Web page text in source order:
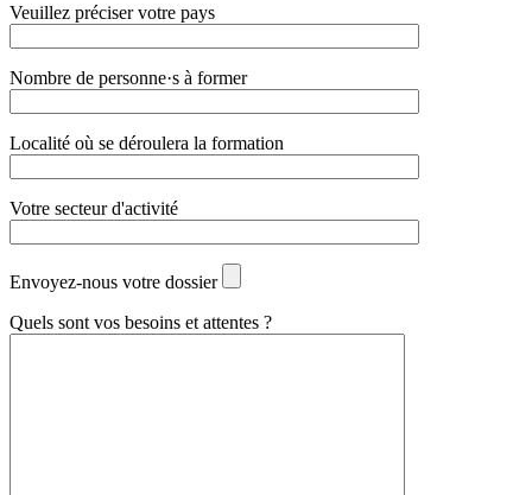
Veuillez préciser votre pays
Nombre de personne·s à former
Localité où se déroulera la formation
Votre secteur d'activité
Envoyez-nous votre dossier
Quels sont vos besoins et attentes ?